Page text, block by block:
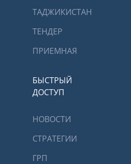
ТАДЖИКИСТАН
ТЕНДЕР
ПРИЕМНАЯ
БЫСТРЫЙ
ДОСТУП
НОВОСТИ
СТРАТЕГИИ
ГРП